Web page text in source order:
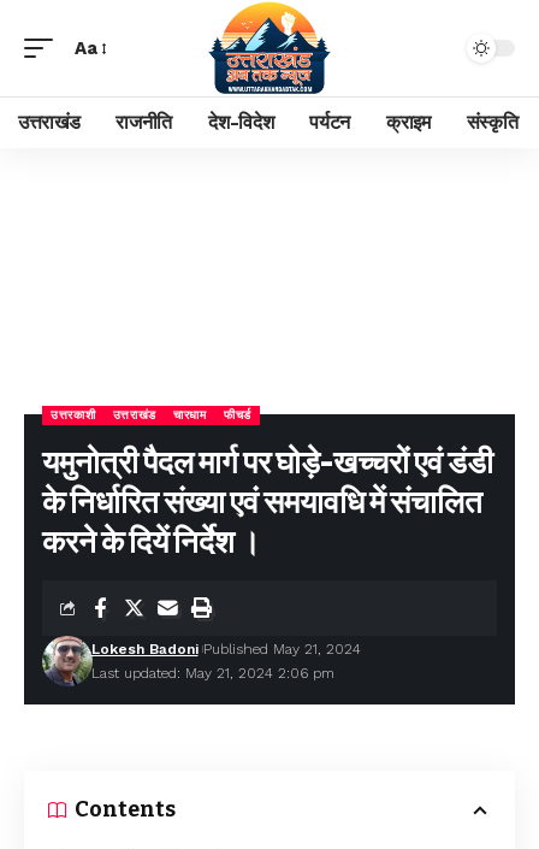
Aa
उत्तराखंड राजनीति देश-विदेश पर्यटन क्राइम संस्कृति
उत्तरकाशी उत्तराखंड चारधाम फीचर्ड
यमुनोत्री पैदल मार्ग पर घोड़े-खच्चरों एवं डंडी
के निर्धारित संख्या एवं समयावधि में संचालित
करने के दियें निर्देश ।
Last updated: May 21, 2024 2:06 pm
Lokesh Badoni Published May 21, 2024
Contents